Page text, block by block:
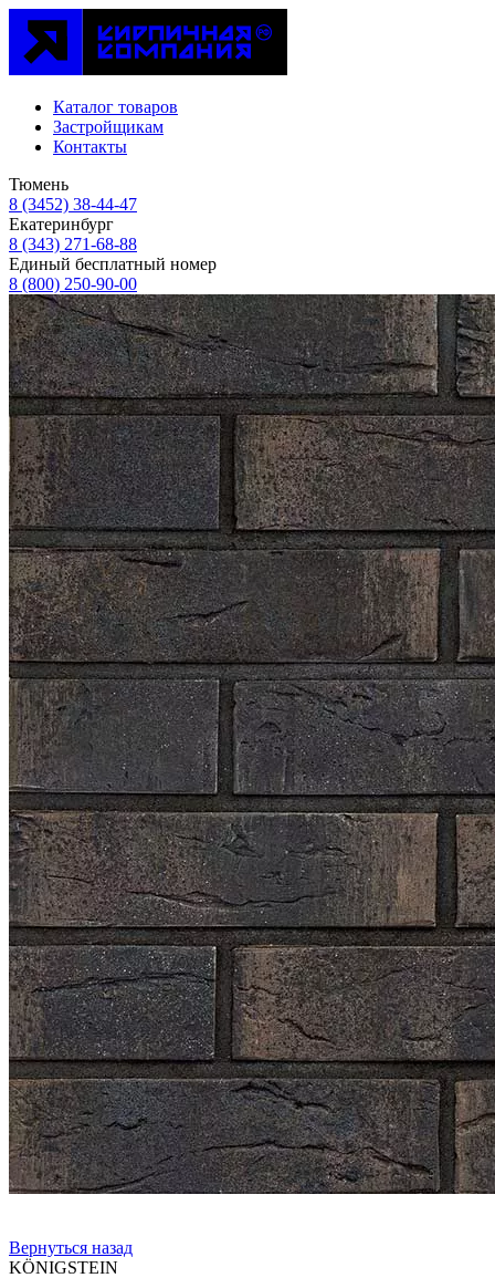
Каталог товаров
Застройщикам
Контакты
Тюмень
8 (3452) 38-44-47
Екатеринбург
8 (343) 271-68-88
Единый бесплатный номер
8 (800) 250-90-00
Вернуться назад
KÖNIGSTEIN